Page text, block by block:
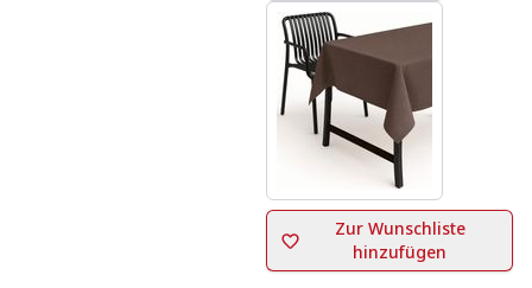
Zur Wunschliste
hinzufügen